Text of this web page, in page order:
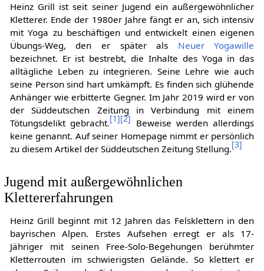
Heinz Grill ist seit seiner Jugend ein außergewöhnlicher
Kletterer. Ende der 1980er Jahre fängt er an, sich intensiv
mit Yoga zu beschäftigen und entwickelt einen eigenen
Übungs-Weg, den er später als Neuer Yogawille
bezeichnet. Er ist bestrebt, die Inhalte des Yoga in das
alltägliche Leben zu integrieren. Seine Lehre wie auch
seine Person sind hart umkämpft. Es finden sich glühende
Anhänger wie erbitterte Gegner. Im Jahr 2019 wird er von
der Süddeutschen Zeitung in Verbindung mit einem
Tötungsdelikt gebracht.[1][2] Beweise werden allerdings
keine genannt. Auf seiner Homepage nimmt er persönlich
zu diesem Artikel der Süddeutschen Zeitung Stellung.[3]
Jugend mit außergewöhnlichen
Klettererfahrungen
Heinz Grill beginnt mit 12 Jahren das Felsklettern in den
bayrischen Alpen. Erstes Aufsehen erregt er als 17-
Jähriger mit seinen Free-Solo-Begehungen berühmter
Kletterrouten im schwierigsten Gelände. So klettert er